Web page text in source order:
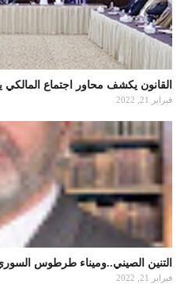
القانون يكشف محاور اجتماع
فبراير 21, 2022
التنين الصيني..وميناء طرطوس
فبراير 21, 2022